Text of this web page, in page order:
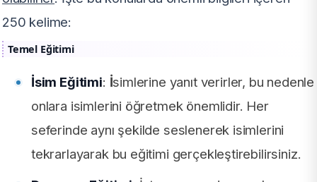
250 kelime:
Temel Eğitimi
İsim Eğitimi: İsimlerine yanıt verirler, bu nedenle
onlara isimlerini öğretmek önemlidir. Her
seferinde aynı şekilde seslenerek isimlerini
tekrarlayarak bu eğitimi gerçekleştirebilirsiniz.